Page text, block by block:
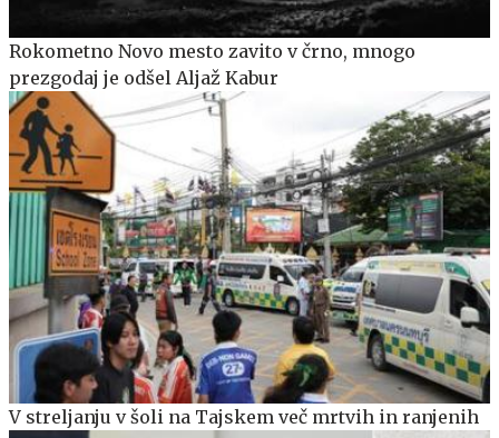
Rokometno Novo mesto zavito v črno, mnogo
prezgodaj je odšel Aljaž Kabur
V streljanju v šoli na Tajskem več mrtvih in ranjenih